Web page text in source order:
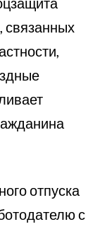
связанных
отпуска
с